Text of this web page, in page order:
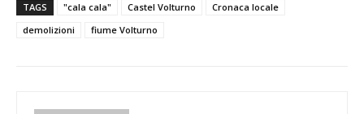
TAGS "cala cala" Castel Volturno
Cronaca locale
demolizioni
fiume Volturno